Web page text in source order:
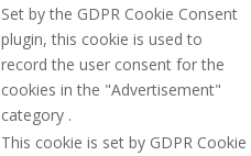
Set by the GDPR Cookie Consent
plugin, this cookie is used to
record the user consent for the
cookies in the "Advertisement"
category .
This cookie is set by GDPR Cookie